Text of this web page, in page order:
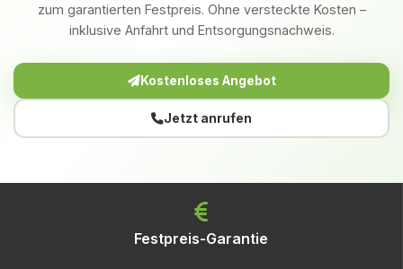
zum garantierten Festpreis. Ohne versteckte Kosten –
inklusive Anfahrt und Entsorgungsnachweis.
Kostenloses Angebot
Jetzt anrufen
Festpreis-Garantie